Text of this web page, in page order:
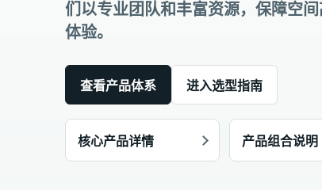
们以专业团队和丰富资源，保障空
体验。
查看产品体系 进入选型指南
核心产品详情 产品组合说明